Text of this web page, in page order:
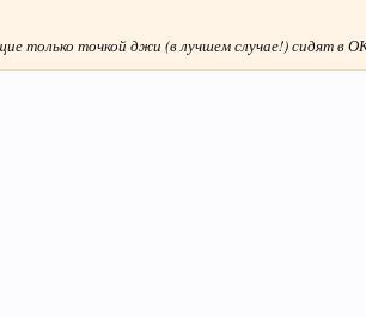
только точкой джи (в лучшем случае!) сидят в